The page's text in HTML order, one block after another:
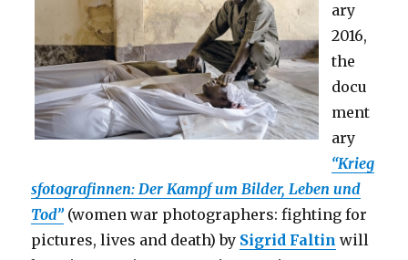
ary
2016,
the
docu
ment
ary
“Krieg
sfotografinnen: Der Kampf um Bilder, Leben und
Tod” (women war photographers: fighting for
pictures, lives and death) by Sigrid Faltin will